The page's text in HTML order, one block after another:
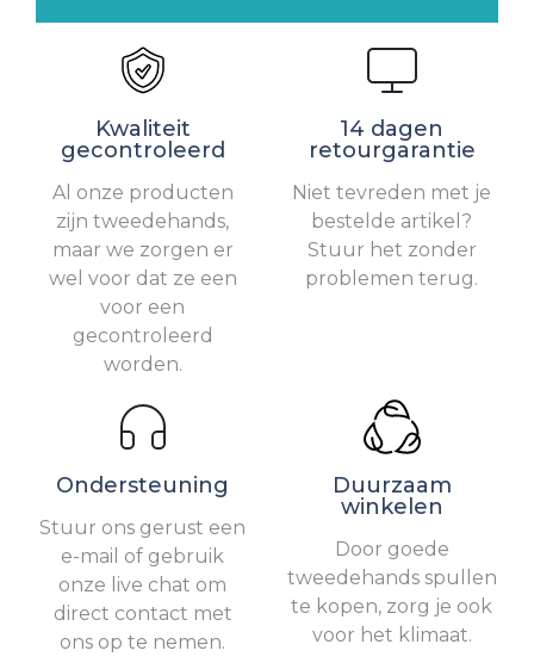
Kwaliteit
gecontroleerd
Al onze producten
zijn tweedehands,
maar we zorgen er
wel voor dat ze een
voor een
gecontroleerd
worden.
14 dagen
retourgarantie
Niet tevreden met je
bestelde artikel?
Stuur het zonder
problemen terug.
Ondersteuning
Stuur ons gerust een
e-mail of gebruik
onze live chat om
direct contact met
ons op te nemen.
Duurzaam
winkelen
Door goede
tweedehands spullen
te kopen, zorg je ook
voor het klimaat.